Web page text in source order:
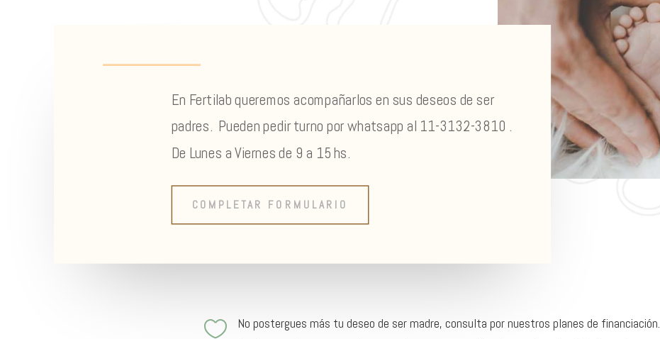
En Fertilab queremos acompañarlos en sus deseos de ser
padres. Pueden pedir turno por whatsapp al 11-3132-3810 .
De Lunes a Viernes de 9 a 15 hs.
COMPLETAR FORMULARIO
 No postergues más tu deseo de ser madre, consulta por nuestros planes de financiación.